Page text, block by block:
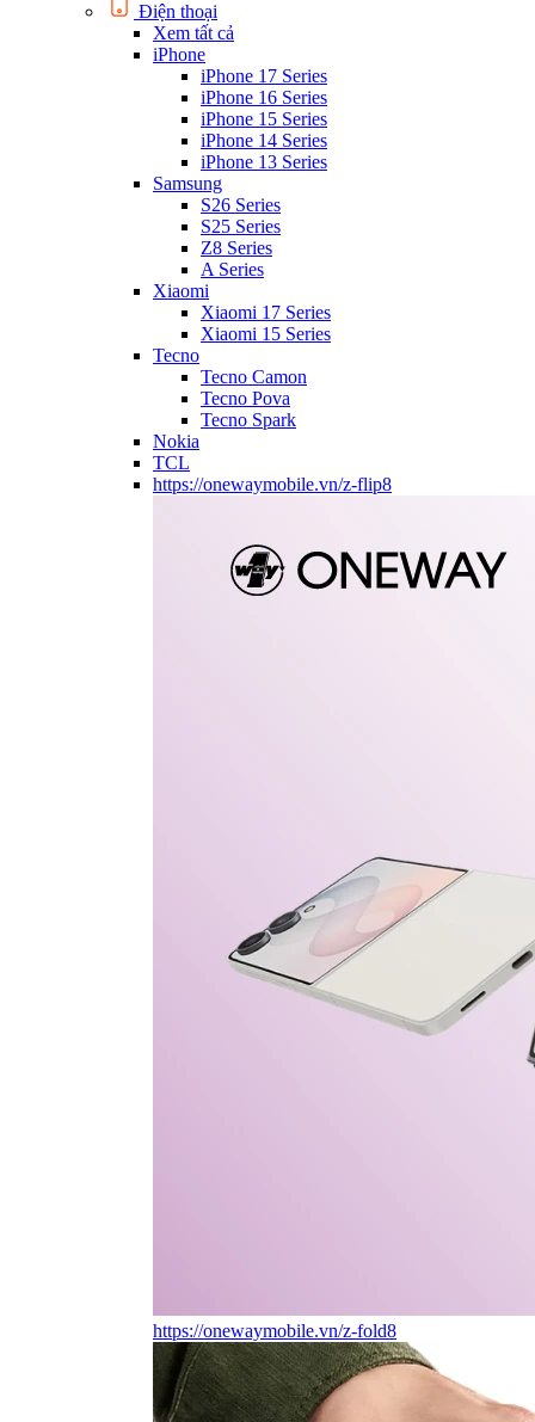
Điện thoại
Xem tất cả
iPhone
iPhone 17 Series
iPhone 16 Series
iPhone 15 Series
iPhone 14 Series
iPhone 13 Series
Samsung
S26 Series
S25 Series
Z8 Series
A Series
Xiaomi
Xiaomi 17 Series
Xiaomi 15 Series
Tecno
Tecno Camon
Tecno Pova
Tecno Spark
Nokia
TCL
https://onewaymobile.vn/z-flip8
https://onewaymobile.vn/z-fold8